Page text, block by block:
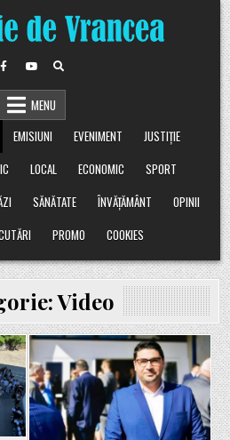
MENU
EMISIUNI EVENIMENT
JUSTIȚIE
LOCAL ECONOMIC
SPORT
SĂNĂTATE ÎNVĂȚĂMÂNT
OPINII
PROMO COOKIES
Video
Posted
in